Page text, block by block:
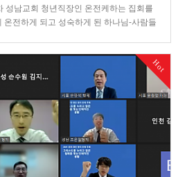
성남교회 청년직장인 온전케하는 집회를
전하게 되고 성숙하게 된 하나님-사람들
교회의 고봉, 중심, 높이 …
Hot